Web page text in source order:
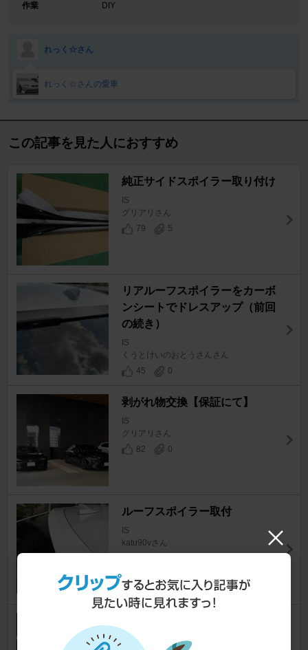
作業
DIY
れっく☆さん
れっく☆さんの愛車
この記事を見た人におすすめ
純正サイドスポイラー取り付け
IS
グリアリさん
79
5
リアルーフスポイラーをカーボ
ンシートでドレスアップ（前回
の続き）
IS
くうとけいのおとうさんさん
45
0
剥がれ物交換【保証にて】
IS
グリアリさん
82
0
ルーフスポイラー取付
IS
katu90vさん
車体が重く落ち着く印象